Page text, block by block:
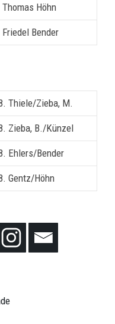
Thomas Höhn
Friedel Bender
Thiele/Zieba, M.
Zieba, B./Künzel
Ehlers/Bender
Gentz/Höhn